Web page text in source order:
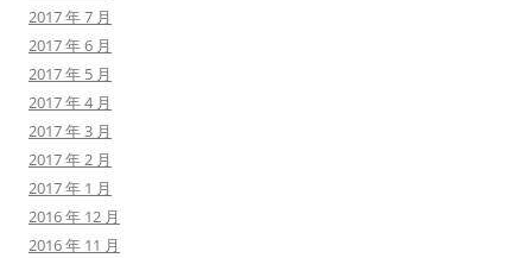
2017 年 7 月
2017 年 6 月
2017 年 5 月
2017 年 4 月
2017 年 3 月
2017 年 2 月
2017 年 1 月
2016 年 12 月
2016 年 11 月